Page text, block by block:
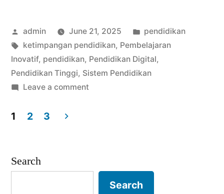
Israel:
Mengapa
Banyak
Warganya
Posted
by
admin June 21, 2025
Posted
in
pendidikan
Tags:
ketimpangan pendidikan, Pembelajaran
Inovatif, pendidikan, Pendidikan Digital,
Pendidikan Tinggi, Sistem Pendidikan
Leave a commenton
Banyak
Warganya
pagination
1 2 3
Search
Search